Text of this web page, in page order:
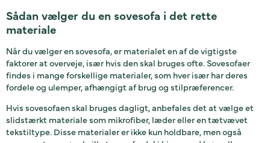
Sådan vælger du en sovesofa i det rette
materiale
Når du vælger en sovesofa, er materialet en af de vigtigste
faktorer at overveje, især hvis den skal bruges ofte. Sovesofaer
findes i mange forskellige materialer, som hver især har deres
fordele og ulemper, afhængigt af brug og stilpræferencer.
Hvis sovesofaen skal bruges dagligt, anbefales det at vælge et
slidstærkt materiale som mikrofiber, læder eller en tætvævet
tekstiltype. Disse materialer er ikke kun holdbare, men også